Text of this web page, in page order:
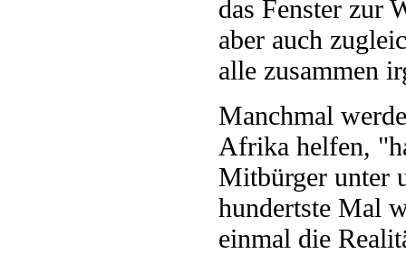
das Fenster zur
aber auch
alle zusammen
Manchmal
Afrika helfen,
Mitbürger unter
hundertste Mal
einmal die